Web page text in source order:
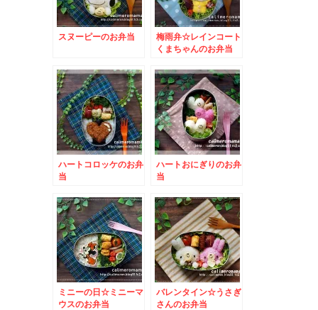
スヌーピーのお弁当
梅雨弁☆レインコート
くまちゃんのお弁当
ハートコロッケのお弁
当
ハートおにぎりのお弁
当
ミニーの日☆ミニーマ
ウスのお弁当
バレンタイン☆うさぎ
さんのお弁当